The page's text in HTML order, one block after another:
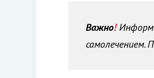
Важно!
самолечением.